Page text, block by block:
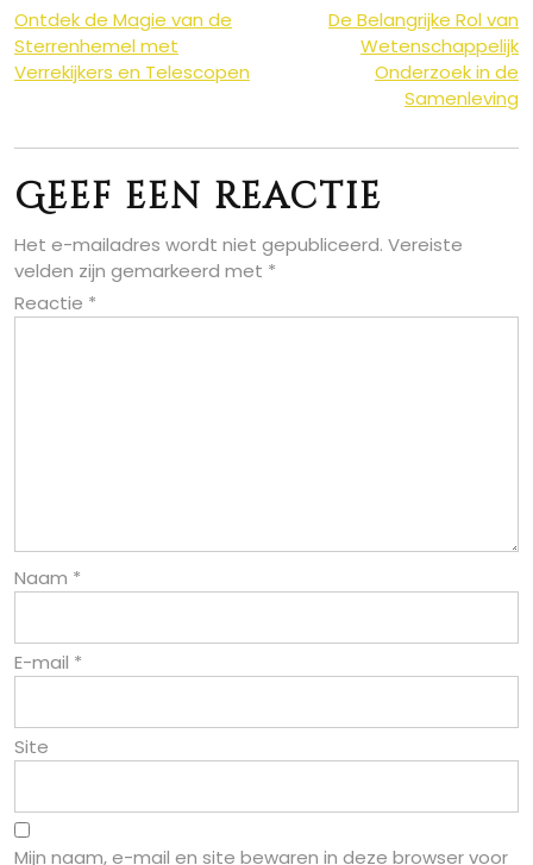
Berichtnavigatie
Ontdek de Magie van de
Sterrenhemel met
Verrekijkers en Telescopen
De Belangrijke Rol van
Wetenschappelijk
Onderzoek in de
Samenleving
Geef een reactie
Het e-mailadres wordt niet gepubliceerd. Vereiste
velden zijn gemarkeerd met *
Reactie *
Naam *
E-mail *
Site
Mijn naam, e-mail en site bewaren in deze browser voor